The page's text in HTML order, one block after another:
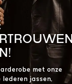
met onze
jassen,